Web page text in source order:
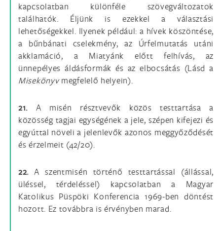
kapcsolatban különféle szövegváltozatok
találhatók. Éljünk is ezekkel a választási
lehetőségekkel. Ilyenek például: a hívek köszöntése,
a bűnbánati cselekmény, az Úrfelmutatás utáni
akklamáció, a Miatyánk előtt felhívás, az
ünnepélyes áldásformák és az elbocsátás (Lásd a
Misekönyvmegfelelő helyein).
21. A misén résztvevők közös testtartása a
közösség tagjai egységének a jele, szépen kifejezi és
egyúttal növeli a jelenlevők azonos meggyőződését
és érzelmeit (42/20).
22. A szentmisén történő testtartással (állással,
üléssel, térdeléssel) kapcsolatban a Magyar
Katolikus Püspöki Konferencia 1969-ben döntést
hozott. Ez továbbra is érvényben marad.